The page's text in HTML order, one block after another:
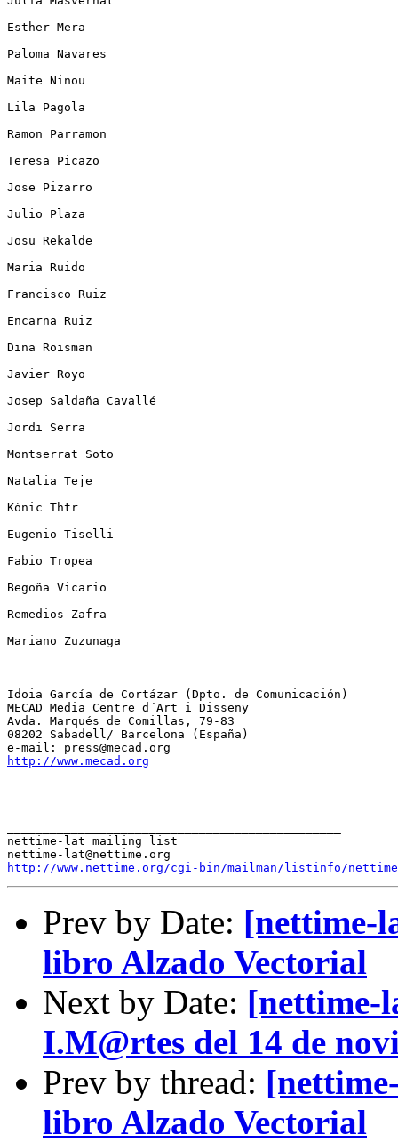
Esther Mera
Paloma Navares
Maite Ninou
Lila Pagola
Ramon Parramon
Teresa Picazo
Jose Pizarro
Julio Plaza
Josu Rekalde
Maria Ruido
Francisco Ruiz
Encarna Ruiz
Dina Roisman
Javier Royo
Josep Saldaña Cavallé
Jordi Serra
Montserrat Soto
Natalia Teje
Kònic Thtr
Eugenio Tiselli
Fabio Tropea
Begoña Vicario
Remedios Zafra
Mariano Zuzunaga
Idoia García de Cortázar (Dpto. de Comunicación)
MECAD Media Centre d´Art i Disseny
Avda. Marqués de Comillas, 79-83
08202 Sabadell/ Barcelona (España)
http://www.mecad.org
nettime-lat mailing list
http://www.nettime.org/cgi-bin/mailman/listinfo/
Prev by Date: [nettime-
libro Alzado Vectorial
Next by Date: [nettime-
I.M@rtes del 14 de
Prev by thread:
libro Alzado Vectorial